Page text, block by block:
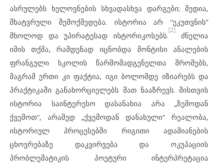
ასრულებს ხელოვნების სხვადასხვა დარგები; მედია,
მხატვრული შემოქმედება. ისტორია არ “ეკუთვნის”
მხოლოდ და უპირატესად ისტორიკოსებს.
[2]
ძნელია
იმის თქმა, რამდენად იცნობდა მონტისი ანალების
ფრანგული სკოლის წარმომადგენელთა შრომებს,
მაგრამ ერთი კი ფაქტია, იგი ბოლომდე იზიარებს და
პრაქტიკაში განახორციელებს მათ ნააზრევს. მისთვის
ისტორია საინტერესო დასანახია არა „ზემოდან
ქვემოთ“, არამედ „ქვემოდან დანახული“ რეალობა,
ისტორიულ პროცესებში რიგითი ადამიანების
ცხოვრებაზე დაკვირვება და ოკუპაციის
პრობლემატიკის პოეტური ინტერპრეტაცია